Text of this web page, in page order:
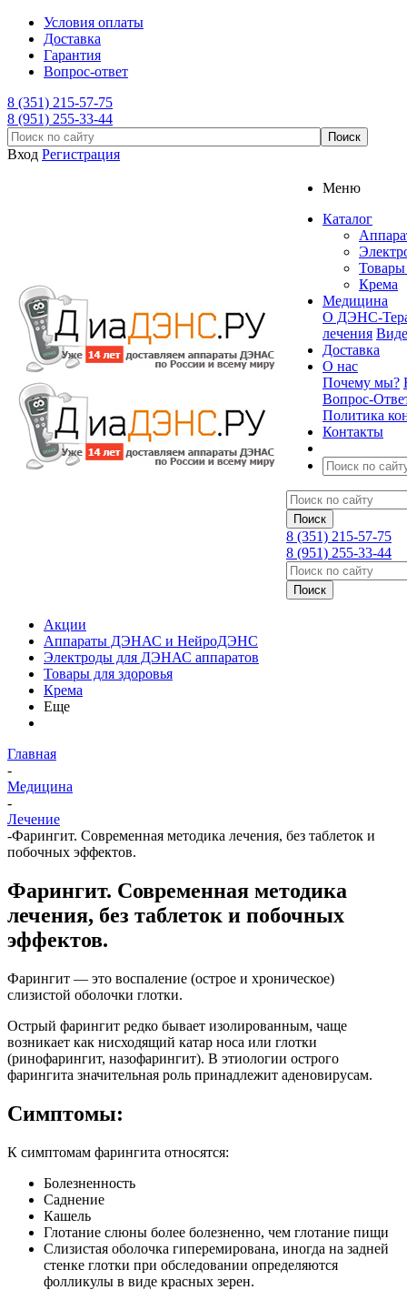
Условия оплаты
Доставка
Гарантия
Вопрос-ответ
8 (351) 215-57-75
8 (951) 255-33-44
Вход Регистрация
Меню
Каталог
Товары
Крема
Медицина
О ДЭНС-
лечения
Доставка
О нас
Почему мы?
Вопрос-
Политика
Контакты
8 (351) 215-57-75
8 (951) 255-33-44
Акции
Аппараты ДЭНАС и НейроДЭНС
Электроды для ДЭНАС аппаратов
Товары для здоровья
Крема
Еще
Главная
-
Медицина
-
Лечение
-Фарингит. Современная методика лечения, без таблеток и
побочных эффектов.
Фарингит. Современная методика
лечения, без таблеток и побочных
эффектов.
Фарингит — это воспаление (острое и хроническое)
слизистой оболочки глотки.
Острый фарингит редко бывает изолированным, чаще
возникает как нисходящий катар носа или глотки
(ринофарингит, назофарингит). В этиологии острого
фарингита значительная роль принадлежит аденовирусам.
Симптомы:
К симптомам фарингита относятся:
Болезненность
Саднение
Кашель
Глотание слюны более болезненно, чем глотание пищи
Слизистая оболочка гиперемирована, иногда на задней
стенке глотки при обследовании определяются
фолликулы в виде красных зерен.